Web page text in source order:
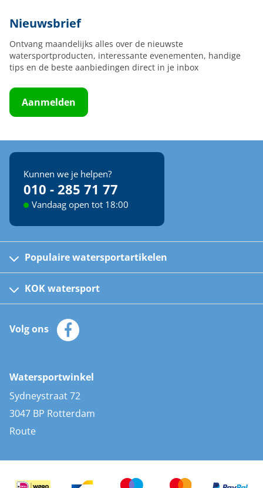
Nieuwsbrief
Ontvang maandelijks alles over de nieuwste
watersportproducten, interessante evenementen, handige
tips en de beste aanbiedingen direct in je inbox
Aanmelden
Kunnen we je helpen?
010 - 285 71 77
Vandaag open tot 18:00
Populaire watersportartikelen
Kinder reddingsvesten
Automatische reddingsvesten
Zeilkleding
Zonnepanelen
AIS transponders
Stootwillen en fenders
Bootkussens
Zwemtrappen
KOK watersport
Klantenservice
Merken
Volg ons
Watersportwinkel
Sydneystraat 72
3047 BP Rotterdam
Route